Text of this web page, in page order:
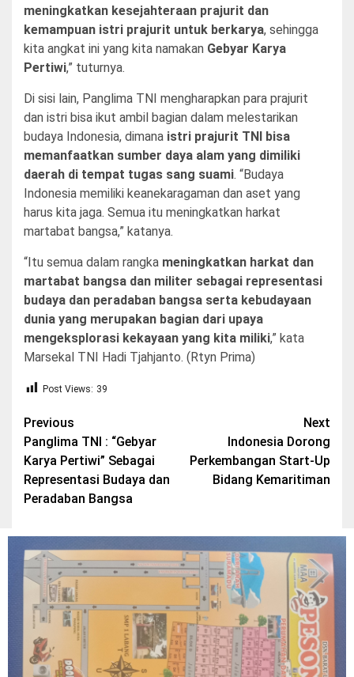
meningkatkan kesejahteraan prajurit dan
kemampuan istri prajurit untuk berkarya, sehingga
kita angkat ini yang kita namakan Gebyar Karya
Pertiwi,” tuturnya.
Di sisi lain, Panglima TNI mengharapkan para prajurit
dan istri bisa ikut ambil bagian dalam melestarikan
budaya Indonesia, dimana istri prajurit TNI bisa
memanfaatkan sumber daya alam yang dimiliki
daerah di tempat tugas sang suami. “Budaya
Indonesia memiliki keanekaragaman dan aset yang
harus kita jaga. Semua itu meningkatkan harkat
martabat bangsa,” katanya.
“Itu semua dalam rangka meningkatkan harkat dan
martabat bangsa dan militer sebagai representasi
budaya dan peradaban bangsa serta kebudayaan
dunia yang merupakan bagian dari upaya
mengeksplorasi kekayaan yang kita miliki,” kata
Marsekal TNI Hadi Tjahjanto. (Rtyn Prima)
Post Views: 39
Post
navigation
Previous
Panglima TNI : “Gebyar
Karya Pertiwi” Sebagai
Representasi Budaya dan
Peradaban Bangsa
Next
Indonesia Dorong
Perkembangan Start-Up
Bidang Kemaritiman